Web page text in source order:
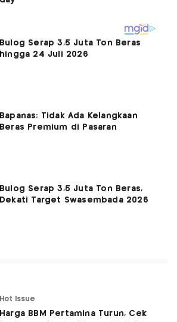
Bulog Serap 3,5 Juta Ton Beras
hingga 24 Juli 2026
Bapanas: Tidak Ada Kelangkaan
Beras Premium di Pasaran
Bulog Serap 3,5 Juta Ton Beras,
Dekati Target Swasembada 2026
Hot Issue
Harga BBM Pertamina Turun, Cek